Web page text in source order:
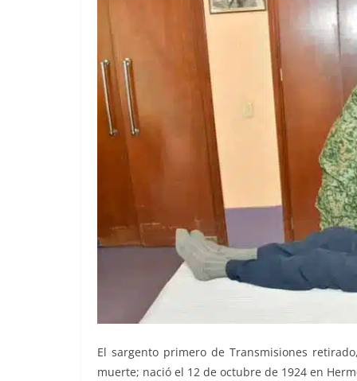
El sargento primero de Transmisiones
muerte; nació el 12 de octubre de 1924 en